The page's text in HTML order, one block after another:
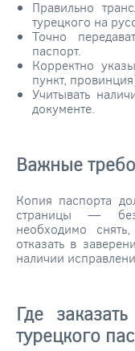
Правильно
турецкого на
Точно
паспорт.
Корректно
пункт,
Учитывать
документе.
Важные
Копия паспорта
страницы — без
необходимо
отказать в
наличии
Где
турецкого